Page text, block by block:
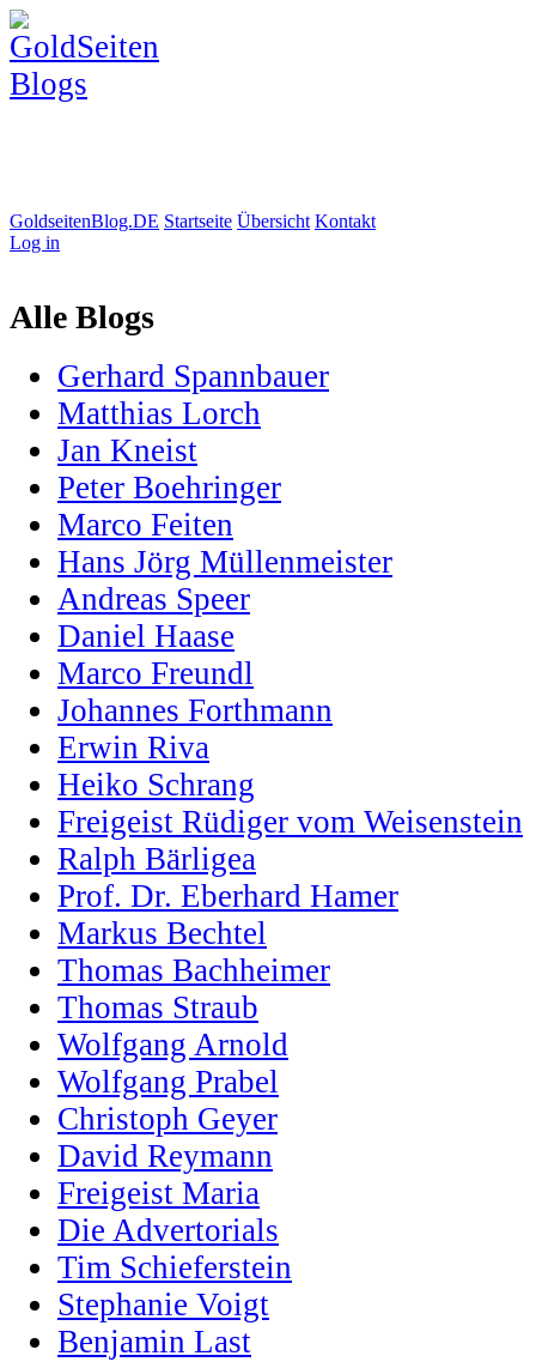
GoldseitenBlog.DE Startseite Übersicht Kontakt
Log in
Alle Blogs
Gerhard Spannbauer
Matthias Lorch
Jan Kneist
Peter Boehringer
Marco Feiten
Hans Jörg Müllenmeister
Andreas Speer
Daniel Haase
Marco Freundl
Johannes Forthmann
Erwin Riva
Heiko Schrang
Freigeist Rüdiger vom Weisenstein
Ralph Bärligea
Prof. Dr. Eberhard Hamer
Markus Bechtel
Thomas Bachheimer
Thomas Straub
Wolfgang Arnold
Wolfgang Prabel
Christoph Geyer
David Reymann
Freigeist Maria
Die Advertorials
Tim Schieferstein
Stephanie Voigt
Benjamin Last